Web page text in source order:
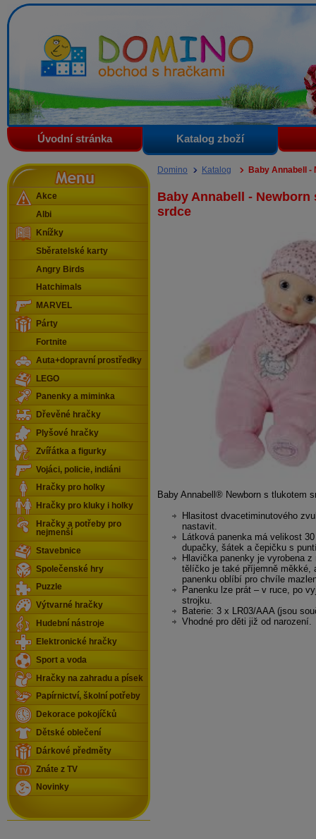
Domino - obchod s hračkami
Úvodní stránka Katalog zboží
Domino Katalog Baby Annabell -
Baby Annabell - Newborn
srdce
Baby Annabell® Newborn s tlukotem
Hlasitost dvacetiminutového
nastavit
Látková panenka mávelikost
dupačky, šátek a čepičku s
Hlavička panenky je vyrobena
tělíčko je také příjemně měkké
panenku oblíbí pro chvíle
Panenku lze prát – v ruce, po
strojku.
Baterie: 3 x LR03/AAA (jsou
Vhodné pro děti již od narození.
Menu
Akce
Albi
Knížky
Sběratelské karty
Angry Birds
Hatchimals
MARVEL
Párty
Fortnite
Auta+dopravní prostředky
LEGO
Panenky a miminka
Dřevěné hračky
Plyšové hračky
Zvířátka a figurky
Vojáci, policie, indiáni
Hračky pro holky
Hračky pro kluky i holky
Hračky a potřeby pro
nejmenší
Stavebnice
Společenské hry
Puzzle
Výtvarné hračky
Hudební nástroje
Elektronické hračky
Sport a voda
Hračky na zahradu a písek
Papírnictví, školní potřeby
Dekorace pokojíčků
Dětské oblečení
Dárkové předměty
Znáte z TV
Novinky